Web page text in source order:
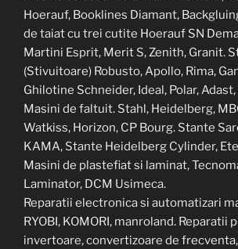
Hoerauf, Booklines Diamant,
de taiat cu trei cutite Hoerauf SN
Martini Esprit, Merit S, Zenith, Granit.
(Stivuitoare) Robusto, Apollo, Rima,
Ghilotine Schneider, Ideal, Polar,
Masini de faltuit. Stahl, Heidelberg,
Watkiss, Horizon, CP Bourg. Stante
KAMA, Stante Heidelberg Cylinder,
Masini de plastefiat si laminat,
Laminator, DCM Usimeca.
Reparatii electronica si automatizari
RYOBI, KOMORI, manroland. Reparatii
invertoare, convertizoare de